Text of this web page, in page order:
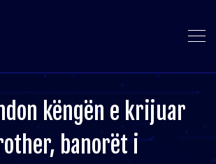
këngën e krijuar
banorët i